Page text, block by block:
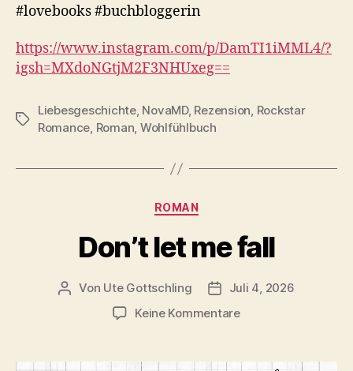
#lovebooks #buchbloggerin
https://www.instagram.com/p/DamTI1iMML4/?
igsh=MXdoNGtjM2F3NHUxeg==
Schlagwörter
Liebesgeschichte, NovaMD, Rezension, Rockstar
Romance, Roman, Wohlfühlbuch
Kategorien
ROMAN
Don’t let me fall
Beitragsautor
Von Ute Gottschling Veröffentlichungsdatum
Juli 4, 2026
Keine Kommentarezu
me